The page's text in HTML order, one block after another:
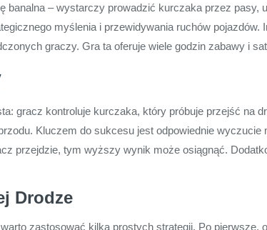
banalna – wystarczy prowadzić kurczaka przez
myślenia i przewidywania ruchów
graczy. Gra ta oferuje wiele godzin zabawy i
gracz kontroluje kurczaka, który próbuje przejść na
Kluczem do sukcesu jest odpowiednie
przejdzie, tym wyższy wynik może osiągnąć.
Drodze
zastosować kilka prostych strategii. Po pierwsze,